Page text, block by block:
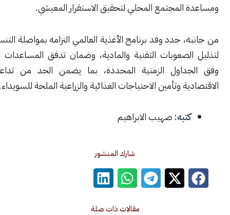
المجتمع المحلي لتحقيق الاستقرار المعيشي.
جدد وفد برنامج الأغذية العالمي التزامه بمواصلة التنسيق المباشر
التقنية والمادية، وضمان تدفق المساعدات لمستحقيها
الزمنية المحددة، بما يضمن الحد من تداعيات الأزمة
وتأمين الاحتياجات الغذائية والزراعية الملحة للسويداء.
صهيب الابراهيم
شارك المنشور
مقالات ذات صلة